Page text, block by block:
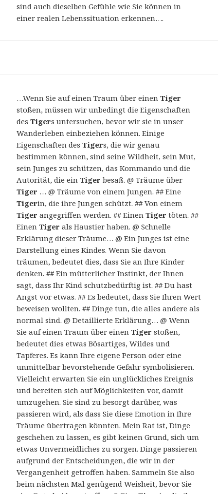
sind auch dieselben Gefühle wie Sie können in
einer realen Lebenssituation erkennen….
…Wenn Sie auf einen Traum über einenTiger
stoßen, müssen wir unbedingt die Eigenschaften
desTigers untersuchen, bevor wir sie in unser
Wanderleben einbeziehen können. Einige
Eigenschaften desTigers, die wir genau
bestimmen können, sind seine Wildheit, sein Mut,
sein Junges zu schützen, das Kommando und die
Autorität, die einTiger besaß. @ Träume über
Tiger … @ Träume von einem Jungen. ## Eine
Tigerin, die ihre Jungen schützt. ## Von einem
Tiger angegriffen werden. ## EinenTiger töten. ##
EinenTiger als Haustier haben. @ Schnelle
Erklärung dieser Träume… @ Ein Junges ist eine
Darstellung eines Kindes. Wenn Sie davon
träumen, bedeutet dies, dass Sie an Ihre Kinder
denken. ## Ein mütterlicher Instinkt, der Ihnen
sagt, dass Ihr Kind schutzbedürftig ist. ## Du hast
Angst vor etwas. ## Es bedeutet, dass Sie Ihren Wert
beweisen wollten. ## Dinge tun, die alles andere als
normal sind. @ Detaillierte Erklärung… @ Wenn
Sie auf einen Traum über einenTiger stoßen,
bedeutet dies etwas Bösartiges, Wildes und
Tapferes. Es kann Ihre eigene Person oder eine
unmittelbar bevorstehende Gefahr symbolisieren.
Vielleicht erwarten Sie ein unglückliches Ereignis
und bereiten sich auf Möglichkeiten vor, damit
umzugehen. Sie sind zu besorgt darüber, was
passieren wird, als dass Sie diese Emotion in Ihre
Träume übertragen könnten. Mein Rat ist, Dinge
geschehen zu lassen, es gibt keinen Grund, sich um
etwas Unvermeidliches zu sorgen. Dinge passieren
aufgrund der Entscheidungen, die wir in der
Vergangenheit getroffen haben. Sammeln Sie also
beim nächsten Mal genügend Weisheit, bevor Sie